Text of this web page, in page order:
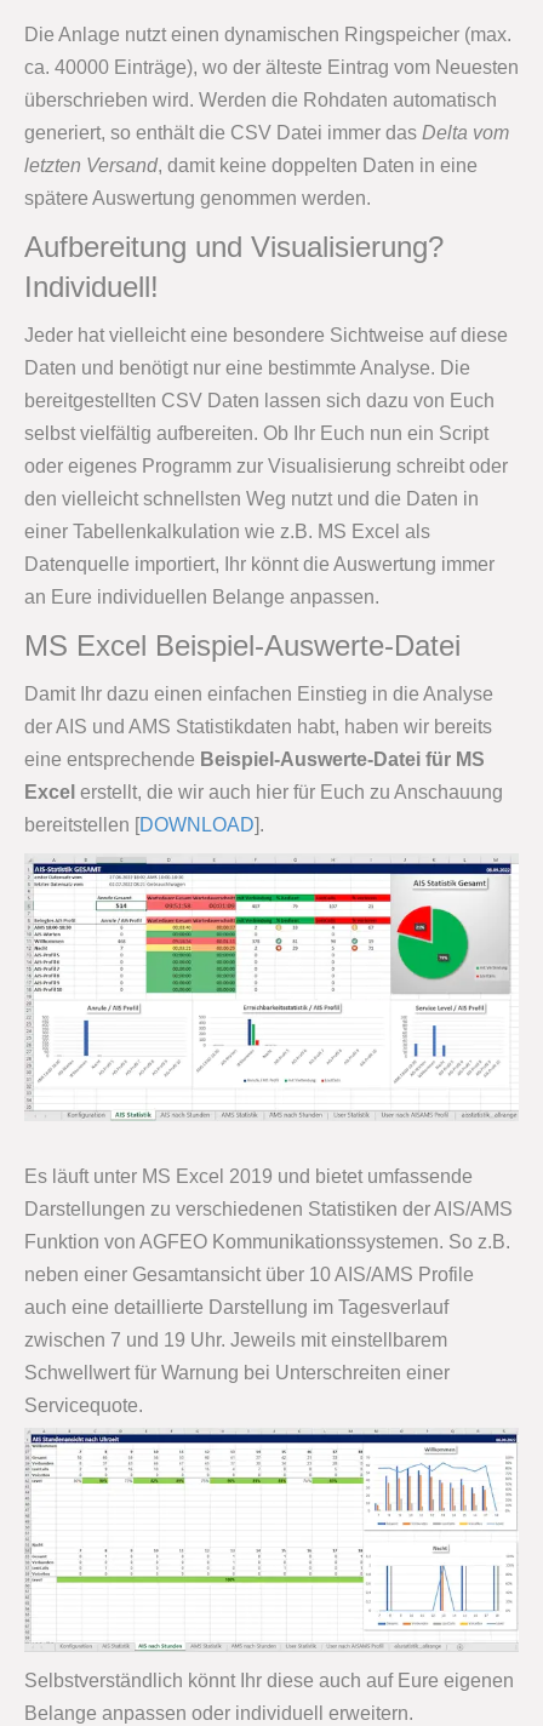
Die Anlage nutzt einen dynamischen Ringspeicher (max.
ca. 40000 Einträge), wo der älteste Eintrag vom Neuesten
überschrieben wird. Werden die Rohdaten automatisch
generiert, so enthält die CSV Datei immer das Delta vom
letzten Versand, damit keine doppelten Daten in eine
spätere Auswertung genommen werden.
Aufbereitung und Visualisierung?
Individuell!
Jeder hat vielleicht eine besondere Sichtweise auf diese
Daten und benötigt nur eine bestimmte Analyse. Die
bereitgestellten CSV Daten lassen sich dazu von Euch
selbst vielfältig aufbereiten. Ob Ihr Euch nun ein Script
oder eigenes Programm zur Visualisierung schreibt oder
den vielleicht schnellsten Weg nutzt und die Daten in
einer Tabellenkalkulation wie z.B. MS Excel als
Datenquelle importiert, Ihr könnt die Auswertung immer
an Eure individuellen Belange anpassen.
MS Excel Beispiel-Auswerte-Datei
Damit Ihr dazu einen einfachen Einstieg in die Analyse
der AIS und AMS Statistikdaten habt, haben wir bereits
eine entsprechende Beispiel-Auswerte-Datei für MS
Excel erstellt, die wir auch hier für Euch zu Anschauung
bereitstellen [DOWNLOAD].
Es läuft unter MS Excel 2019 und bietet umfassende
Darstellungen zu verschiedenen Statistiken der AIS/AMS
Funktion von AGFEO Kommunikationssystemen. So z.B.
neben einer Gesamtansicht über 10 AIS/AMS Profile
auch eine detaillierte Darstellung im Tagesverlauf
zwischen 7 und 19 Uhr. Jeweils mit einstellbarem
Schwellwert für Warnung bei Unterschreiten einer
Servicequote.
Selbstverständlich könnt Ihr diese auch auf Eure eigenen
Belange anpassen oder individuell erweitern.